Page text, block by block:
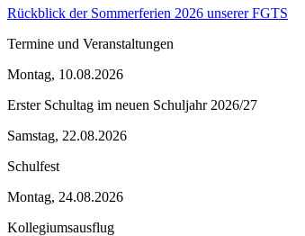
Rückblick der Sommerferien 2026 unserer FGTS
Termine und Veranstaltungen
Montag, 10.08.2026
Erster Schultag im neuen Schuljahr 2026/27
Samstag, 22.08.2026
Schulfest
Montag, 24.08.2026
Kollegiumsausflug